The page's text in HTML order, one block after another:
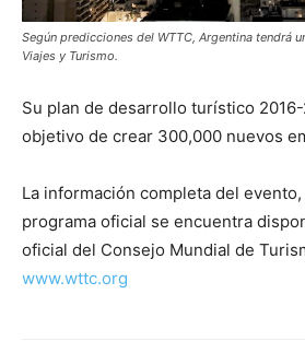
Según predicciones del WTTC, Argentina tendrá
Viajes y Turismo.
Su plan de desarrollo turístico
objetivo de crear 300,000 nuevos
La información completa del
programa oficial se encuentra
oficial del Consejo Mundial de
www.wttc.org